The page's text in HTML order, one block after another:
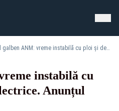
Cod galben ANM: vreme instabilă cu ploi și descărcări electrice. Anunțul meteorologilor
instabilă cu
Anunțul